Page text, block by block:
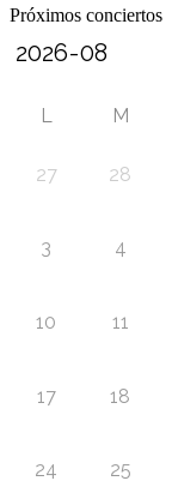
Próximos conciertos
L M
27 28
3 4
10 11
17 18
24 25